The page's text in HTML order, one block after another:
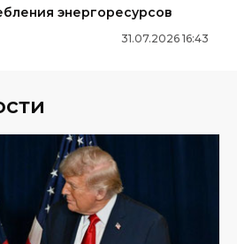
энергоресурсов
31.07.2026 16:43